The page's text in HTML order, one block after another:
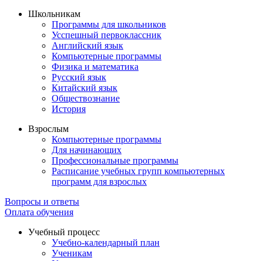
Школьникам
Программы для школьников
Усспешный первоклассник
Английский язык
Компьютерные программы
Физика и математика
Русский язык
Китайский язык
Обществознание
История
Взрослым
Компьютерные программы
Для начинающих
Профессиональные программы
Расписание учебных групп компьютерных
программ для взрослых
Вопросы и ответы
Оплата обучения
Учебный процесс
Учебно-календарный план
Ученикам